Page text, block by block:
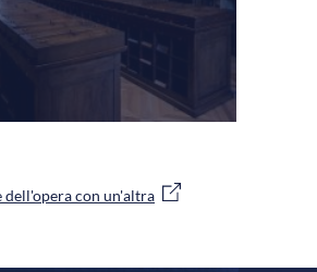
dell'opera con un'altra